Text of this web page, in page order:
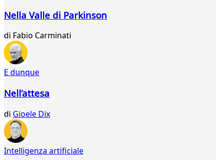
Nella Valle di Parkinson
di Fabio Carminati
E dunque
Nell’attesa
di Gioele Dix
Intelligenza artificiale